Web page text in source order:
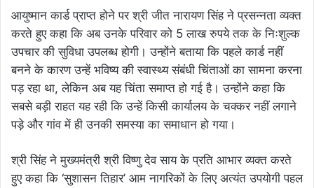
आयुष्मान कार्ड प्राप्त होने पर श्री जीत नारायण सिंह ने प्रसन्नता व्यक्त
करते हुए कहा कि अब उनके परिवार को 5 लाख रुपये तक के निःशुल्क
उपचार की सुविधा उपलब्ध होगी। उन्होंने बताया कि पहले कार्ड नहीं
बनने के कारण उन्हें भविष्य की स्वास्थ्य संबंधी चिंताओं का सामना करना
पड़ रहा था, लेकिन अब यह चिंता समाप्त हो गई है। उन्होंने कहा कि
सबसे बड़ी राहत यह रही कि उन्हें किसी कार्यालय के चक्कर नहीं लगाने
पड़े और गांव में ही उनकी समस्या का समाधान हो गया।
श्री सिंह ने मुख्यमंत्री श्री विष्णु देव साय के प्रति आभार व्यक्त करते
हुए कहा कि ‘सुशासन तिहार’ आम नागरिकों के लिए अत्यंत उपयोगी पहल